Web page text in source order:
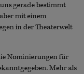
gerade bestimmt
mit einem
in der Theaterwelt
Nominierungen für
Mehr als